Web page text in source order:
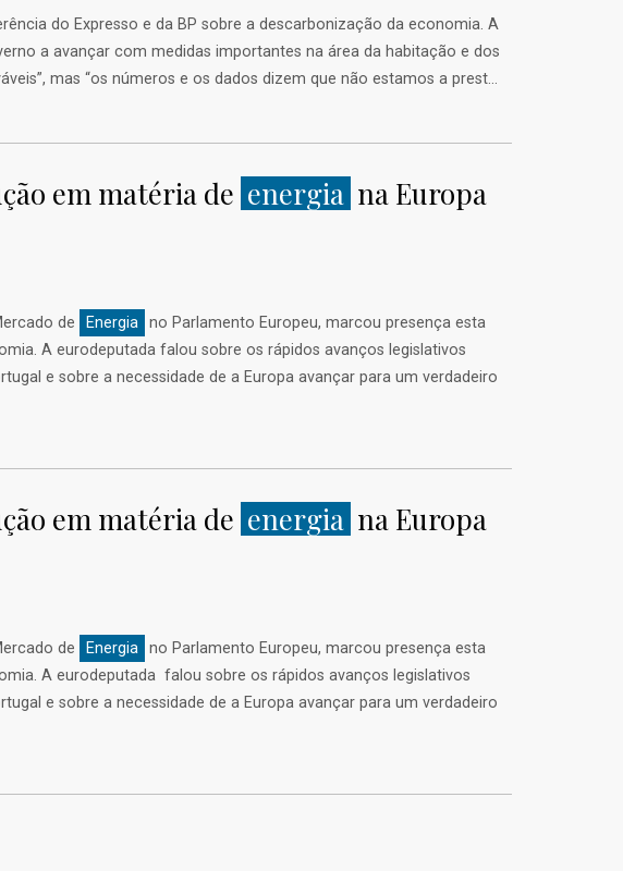
do Expresso e da BP sobre a descarbonização da economia. A
a avançar com medidas importantes na área da habitação e dos
mas “os números e os dados dizem que não estamos a prest...
em matéria de energia na Europa
de Energia no Parlamento Europeu, marcou presença esta
A eurodeputada falou sobre os rápidos avanços legislativos
e sobre a necessidade de a Europa avançar para um verdadeiro
em matéria de energia na Europa
de Energia no Parlamento Europeu, marcou presença esta
A eurodeputada falou sobre os rápidos avanços legislativos
e sobre a necessidade de a Europa avançar para um verdadeiro